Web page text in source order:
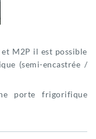
M2P il est possible
(semi-encastrée /
porte frigorifique